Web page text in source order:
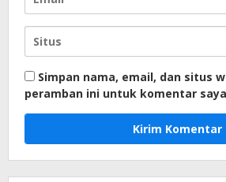
Simpan nama, email, dan situs
peramban ini untuk komentar